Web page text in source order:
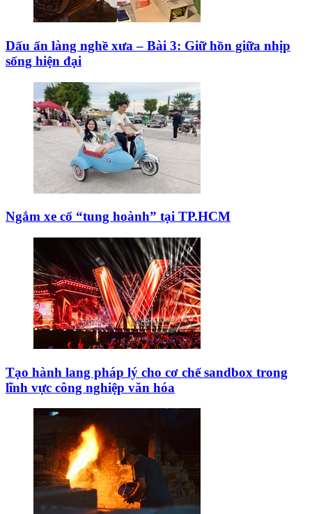
Dấu ấn làng nghề xưa – Bài 3: Giữ hồn giữa nhịp
sống hiện đại
Ngắm xe cổ “tung hoành” tại TP.HCM
Tạo hành lang pháp lý cho cơ chế sandbox trong
lĩnh vực công nghiệp văn hóa